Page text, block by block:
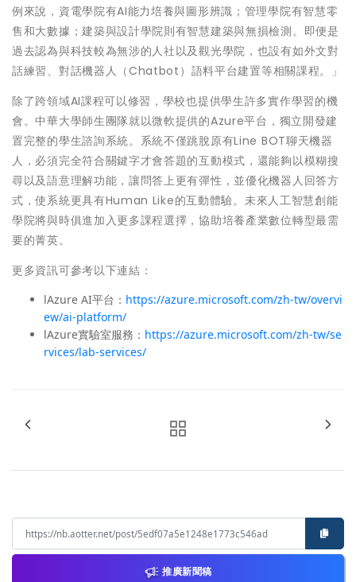
例來說，資電學院有AI能力培養與圖形辨識；管理學院有智慧零
售和大數據；建築與設計學院則有智慧建築與無損檢測。即便是
過去認為與科技較為無涉的人社以及觀光學院，也設有如外文對
話練習、對話機器人（Chatbot）語料平台建置等相關課程。」
除了跨領域AI課程可以修習，學校也提供學生許多實作學習的機
會。中華大學師生團隊就以微軟提供的Azure平台，獨立開發建
置完整的學生諮詢系統。系統不僅跳脫原有Line BOT聊天機器
人，必須完全符合關鍵字才會答題的互動模式，還能夠以模糊搜
尋以及語意理解功能，讓問答上更有彈性，並優化機器人回答方
式，使系統更具有Human Like的互動體驗。未來人工智慧創能
學院將與時俱進加入更多課程選擇，協助培養產業數位轉型最需
要的菁英。
更多資訊可參考以下連結：
lAzure AI平台： https://azure.microsoft.com/zh-tw/overvi
ew/ai-platform/
lAzure實驗室服務： https://azure.microsoft.com/zh-tw/se
rvices/lab-services/
推廣新聞稿